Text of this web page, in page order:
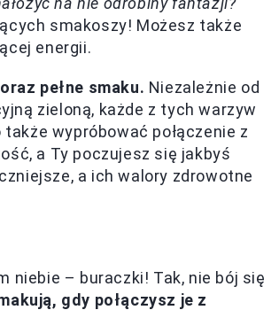
smakoszy! Możesz także
energii.
pełne smaku. Niezależnie od
zieloną, każde z tych warzyw
wypróbować połączenie z
a Ty poczujesz się jakbyś
a ich walory zdrowotne
niebie – buraczki! Tak, nie bój się
gdy połączysz je z